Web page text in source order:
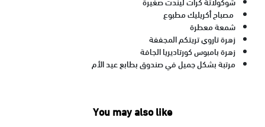
مصباح أكريليك مطبوع
شمعة معطرة
زهرة تاروي تريتكم المجففة
زهرة بامبوس كورتاديريا الجافة
مرتبة بشكل جميل في صندوق بطابع عيد الأم
You may also like